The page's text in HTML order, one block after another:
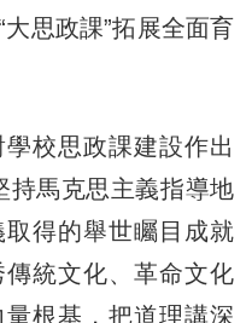
思政課”拓展全面育
校思政課建設作出
持馬克思主義指導地
得的舉世矚目成就
統文化、革命文化
根基，把道理講深